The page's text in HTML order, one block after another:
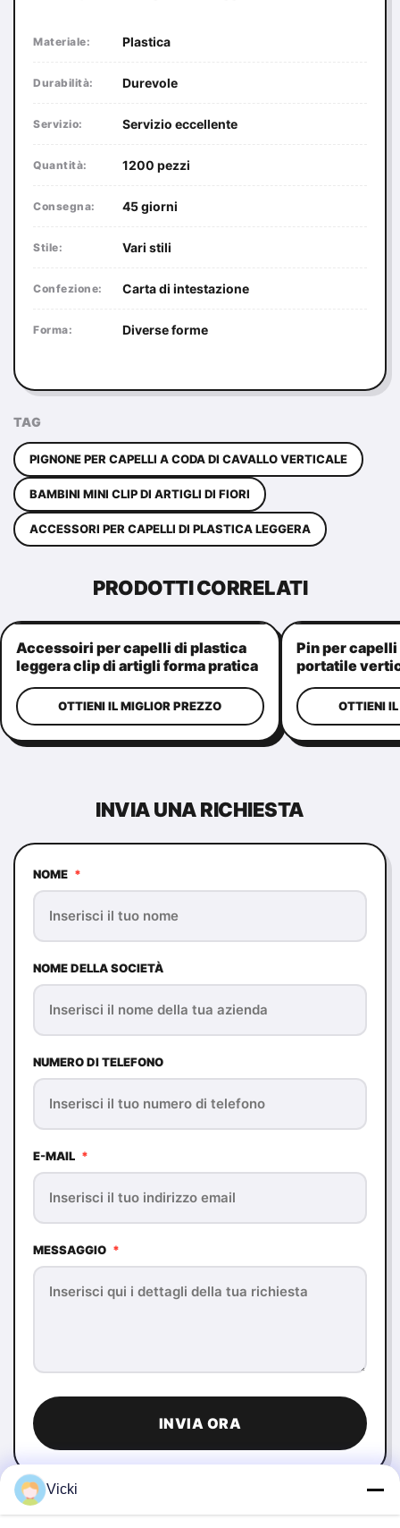
Materiale: Plastica
Durabilità: Durevole
Servizio: Servizio eccellente
Quantità: 1200 pezzi
Consegna: 45 giorni
Stile: Vari stili
Confezione: Carta di intestazione
Forma: Diverse forme
TAG
PIGNONE PER CAPELLI A CODA DI CAVALLO VERTICALE
BAMBINI MINI CLIP DI ARTIGLI DI FIORI
ACCESSORI PER CAPELLI DI PLASTICA LEGGERA
PRODOTTI CORRELATI
Accessoiri per capelli di plastica
leggera clip di artigli forma pratica
di corona
OTTIENI IL MIGLIOR PREZZO
Pin per capelli
portatile
capelli da
OTTIENI
INVIA UNA RICHIESTA
NOME *
NOME DELLA SOCIETÀ
NUMERO DI TELEFONO
E-MAIL *
MESSAGGIO *
INVIA ORA
Vicki